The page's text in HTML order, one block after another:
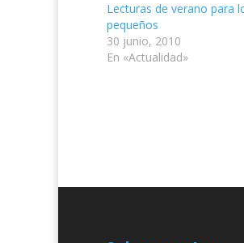
Lecturas de verano para
pequeños
30 junio, 2010
En «Actualidad»